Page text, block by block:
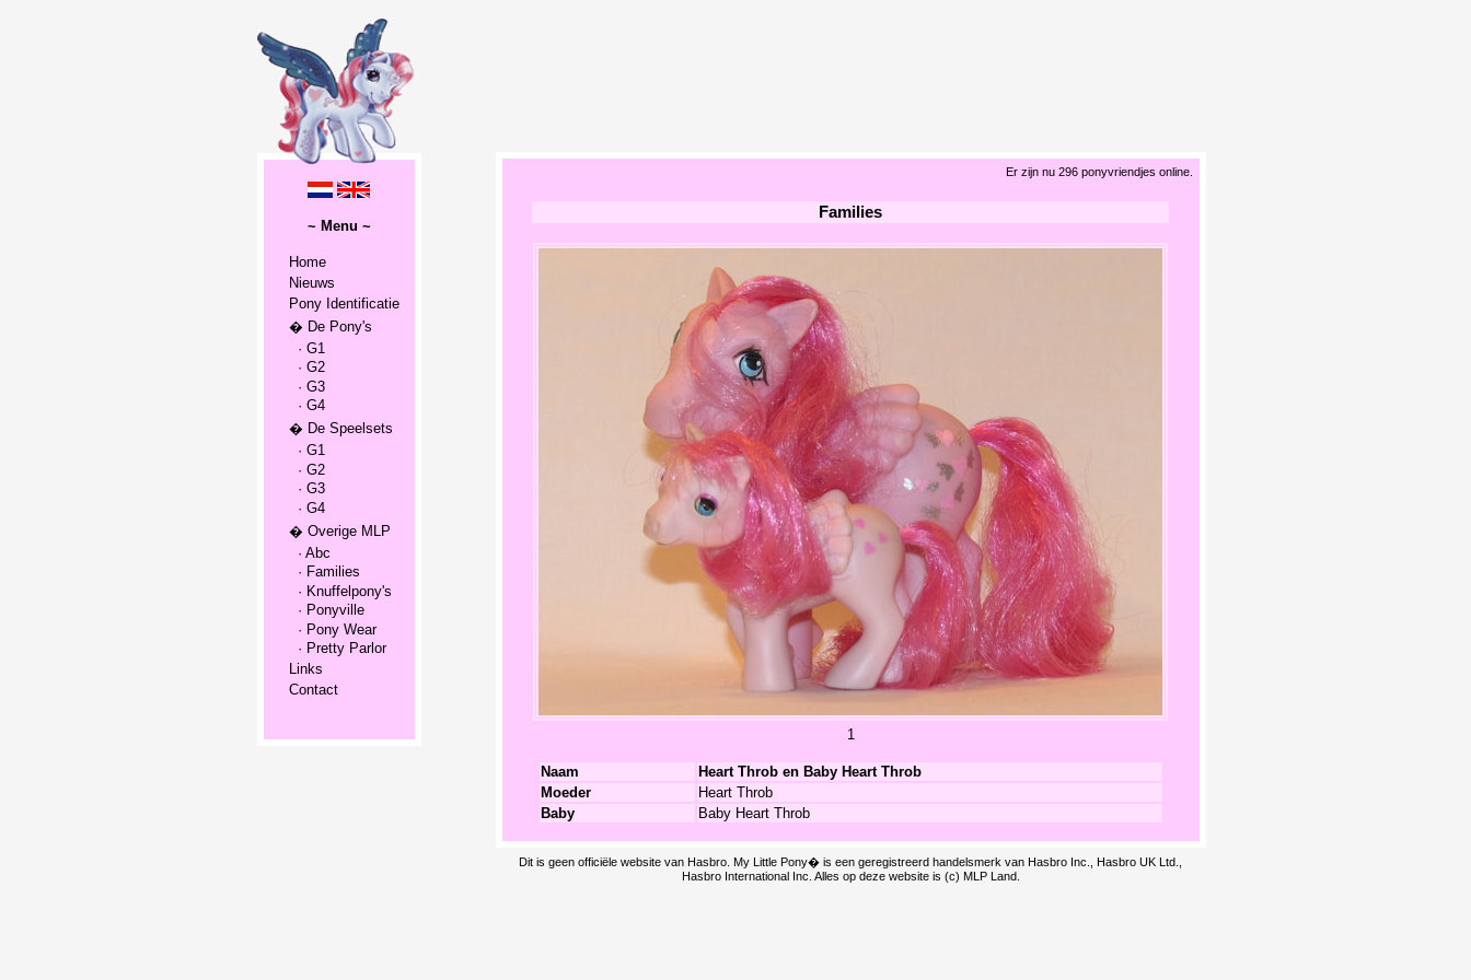
~ Menu ~
Home
Nieuws
Pony Identificatie
� De Pony's
· G1
· G2
· G3
· G4
� De Speelsets
· G1
· G2
· G3
· G4
� Overige MLP
· Abc
· Families
· Knuffelpony's
· Ponyville
· Pony Wear
· Pretty Parlor
Links
Contact
Er zijn nu 296 ponyvriendjes online.
Families
1
Naam
Heart Throb en Baby Heart Throb
Moeder
Heart Throb
Baby
Baby Heart Throb
Dit is geen officiële website van Hasbro. My Little Pony� is een geregistreerd handelsmerk van Hasbro Inc., Hasbro UK Ltd.,
Hasbro International Inc. Alles op deze website is (c) MLP Land.